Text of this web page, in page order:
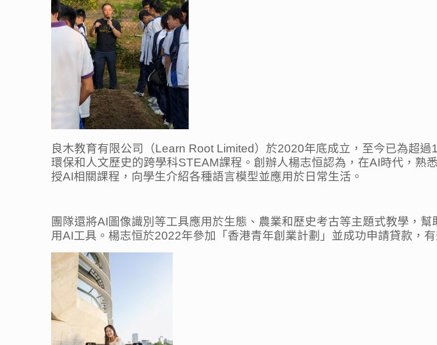
良木教育有限公司（Learn Root Limited）於2020年底成立，至今已為超
環保和人文歷史的跨學科STEAM課程。創辦人楊志恒認為，在AI時代，熟
授AI相關課程，向學生介紹各種語言模型並應用於日常生活。
團隊還將AI圖像識別等工具應用於生態、農業和歷史考古等主題式教學，
用AI工具。楊志恒於2022年參加「香港青年創業計劃」並成功申請貸款，